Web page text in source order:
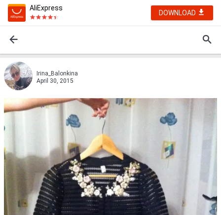
AliExpress
DOWNLOAD
Irina_Balonkina
April 30, 2015